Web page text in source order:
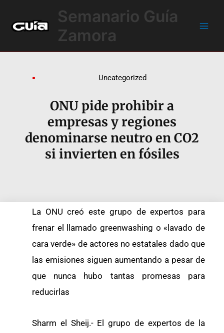
contenido
Semanario Guía
Zamora
Uncategorized
ONU pide prohibir a
empresas y regiones
denominarse neutro en CO2
si invierten en fósiles
La ONU creó este grupo de expertos para
frenar el llamado greenwashing o «lavado de
cara verde» de actores no estatales dado que
las emisiones siguen aumentando a pesar de
que nunca hubo tantas promesas para
reducirlas
Sharm el Sheij.- El grupo de expertos de la